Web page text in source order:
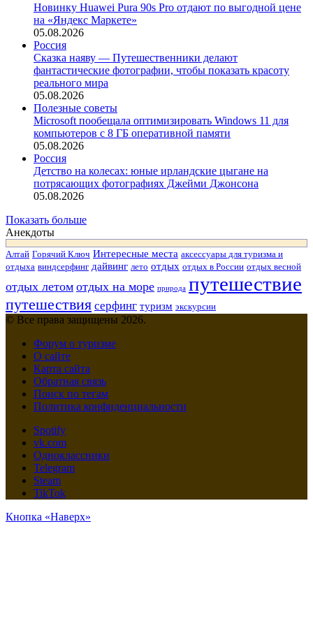
Новинку Huawei Pura 90s Pro отдают по выгодной цене
на «Яндекс Маркете»
05.08.2026
Россия
Сказка наяву — Путешественники делают
фантастические фотографии, чтобы показать красоту
реального мира
05.08.2026
Полезные советы
Microsoft пообещала оптимизировать Windows 11 для
компьютеров с 8 ГБ оперативной памяти
05.08.2026
Россия
Детство на колесах: юные ирландские цыгане на
потрясающих фотографиях Джейми Джонсона
05.08.2026
Показать больше
Анекдоты
Алтай Горячий Ключ Интересные места аксессуары для туризма и
отдыха виндсерфинг дайвинг лето отдых отдых в России отдых весной
отдых летом отдых на море природа путешествие
путешествия серфинг туризм экскурсии
© Все права защищены 2026.
Форум о туризме
О сайте
Карта сайта
Обратная связь
Поиск по тегам
Политика конфиденциальности
Spotify
vk.com
Одноклассники
Telegram
Steam
TikTok
Кнопка «Наверх»